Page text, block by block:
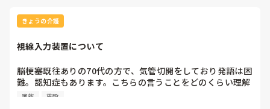
きょうの介護
視線入力装置について
脳梗塞既往ありの70代の方で、気管切開をしており発語は困
難。認知症もあります。こちらの言うことをどのくらい理解
しているかは不明ですが、問いかけに頷くことはよくありま
家族 施設